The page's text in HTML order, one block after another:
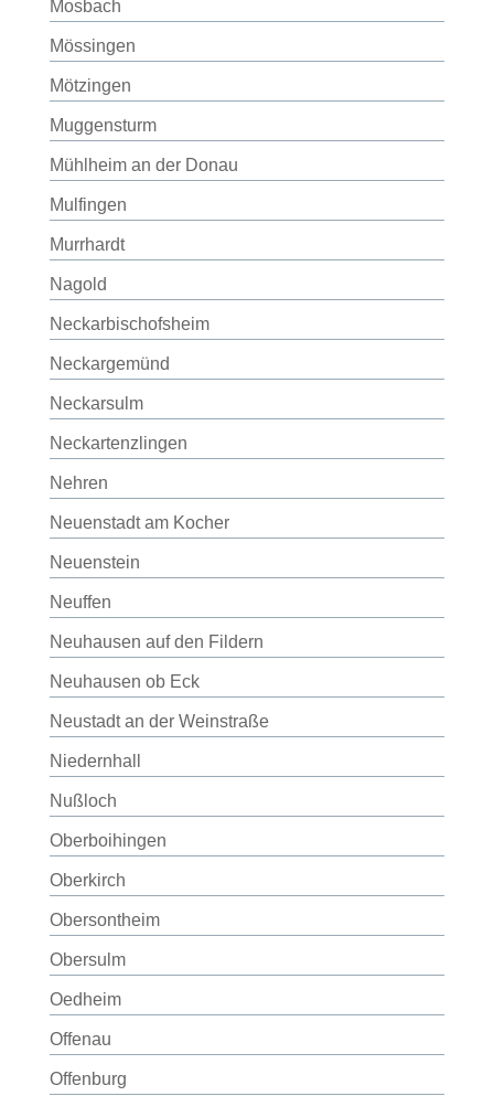
Mosbach
Mössingen
Mötzingen
Muggensturm
Mühlheim an der Donau
Mulfingen
Murrhardt
Nagold
Neckarbischofsheim
Neckargemünd
Neckarsulm
Neckartenzlingen
Nehren
Neuenstadt am Kocher
Neuenstein
Neuffen
Neuhausen auf den Fildern
Neuhausen ob Eck
Neustadt an der Weinstraße
Niedernhall
Nußloch
Oberboihingen
Oberkirch
Obersontheim
Obersulm
Oedheim
Offenau
Offenburg